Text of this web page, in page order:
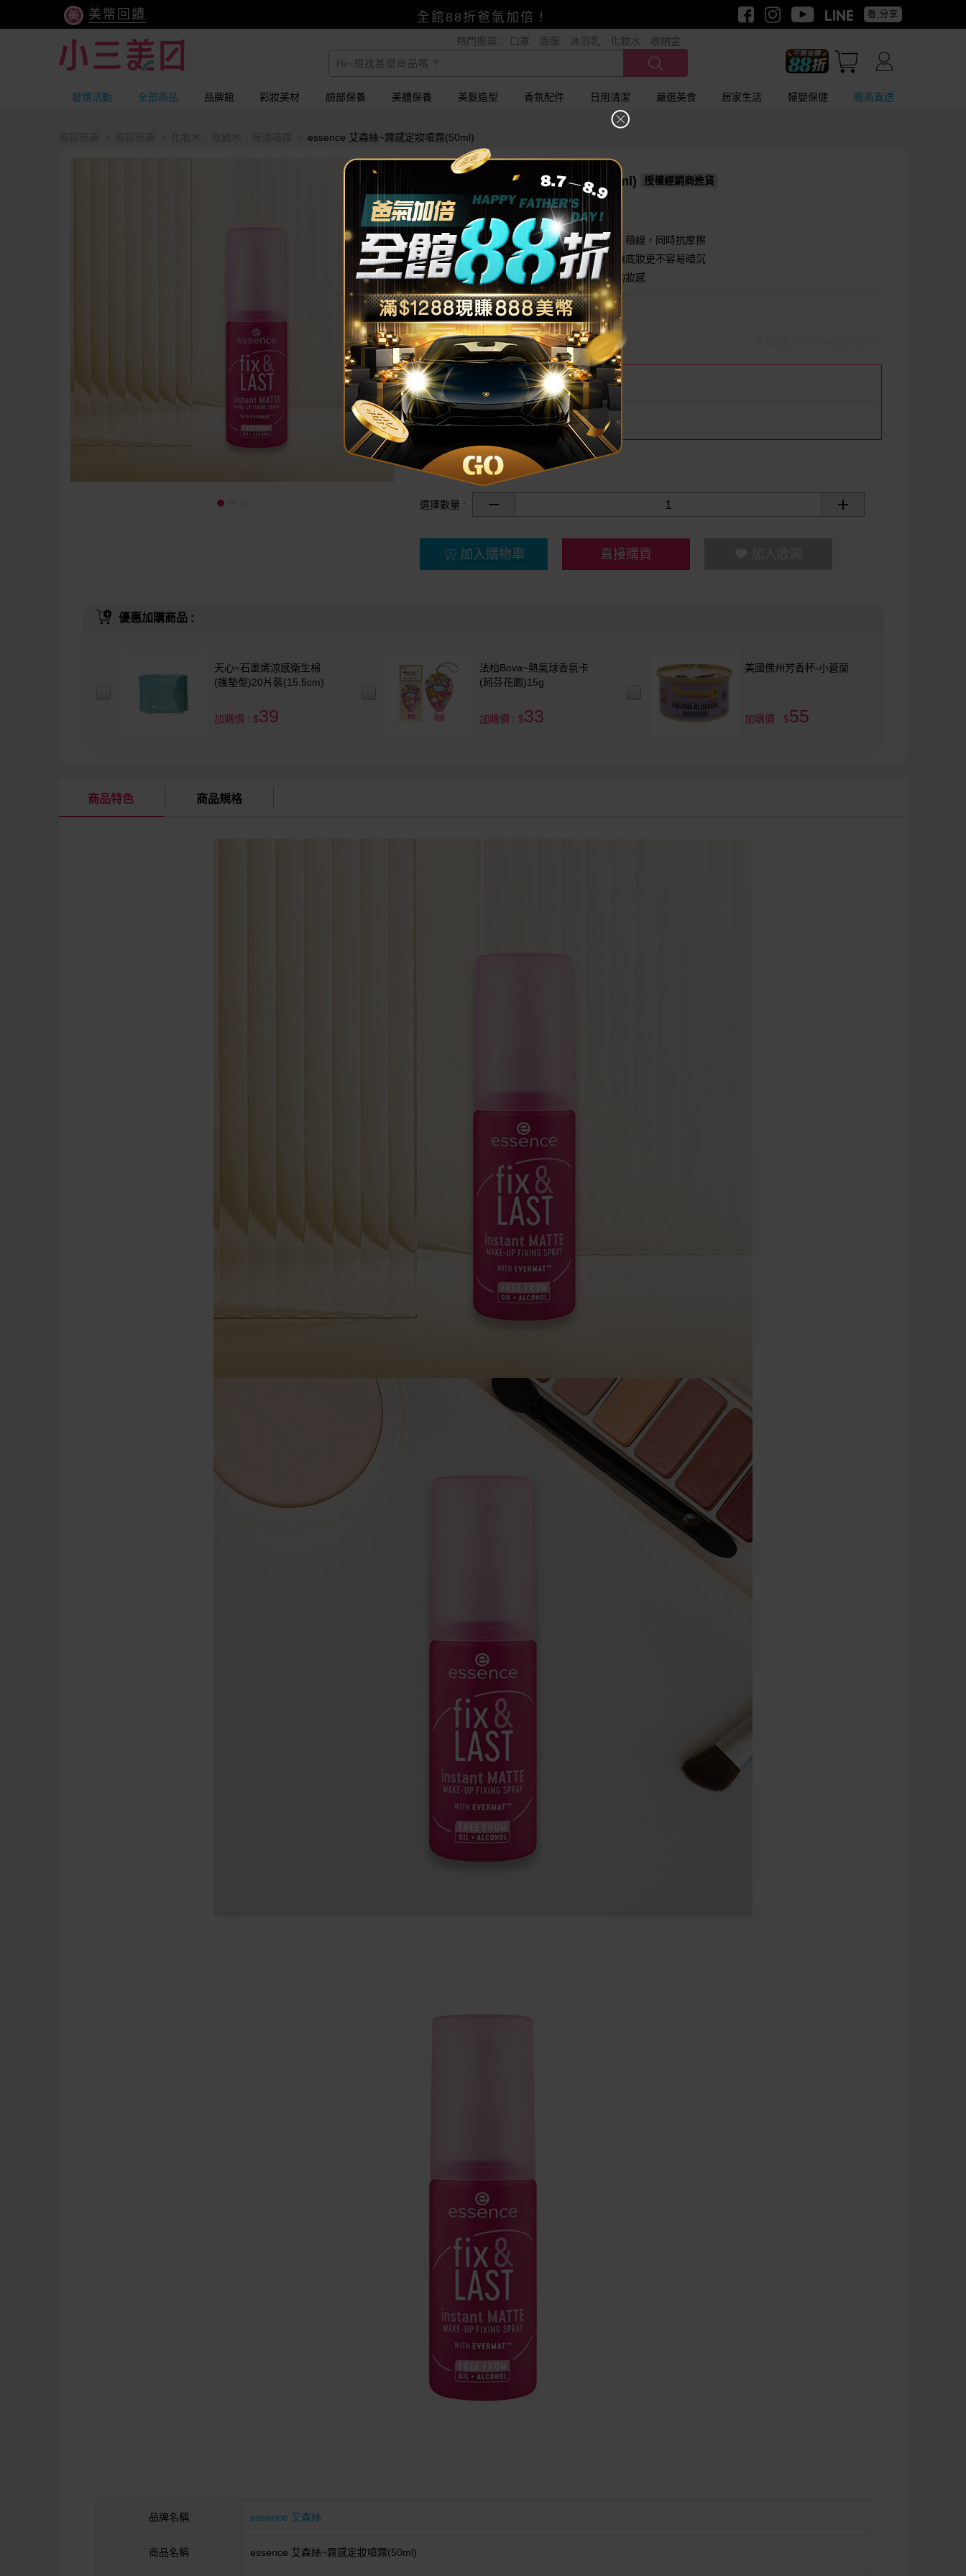
美幣回饋
賺美幣~換好禮~立即換GO~
小三美日x全支付~美幣+全點折上折超划算
全館88折爸氣加倍！
看,分享
熱門搜尋： 口罩 面膜 沐浴乳 化妝水 收納盒
發燒活動 全部商品 品牌館 彩妝美材 臉部保養 美體保養 美髮造型 香氛配件 日用清潔 嚴選美食 居家生活 婦嬰保健 廠商直送
essence 艾森絲~霧感定妝噴霧(50ml)
essence 艾森絲~霧感定妝噴霧(50ml)
授權經銷商進貨
補水，不繃臉 不添加酒精，敏感肌適用
小粉瓶!艾森絲定妝噴霧升級有感！
噴在臉上後成膜迅速，有效對抗底妝龜裂、積線，同時抗摩擦
防脫妝，不會讓肌膚感到乾澀緊繃，也能讓底妝更不容易暗沉
使用後能讓妝容變得柔焦霧面，展現細膩的妝感
$140 $299 已銷售99
尚無評分 我要評分
現賺美幣 消費現賺 140 美幣
品牌名稱 essence 艾森絲
分享
選擇數量 :
加入購物車 直接購買
優惠加購商品 :
天心~石墨烯涼感衛生棉
(護墊型)20片裝(15.5cm)
加購價 : $39
法柏Bova~熱氣球香氛卡
(珂芬花園)15g
加購價 : $33
美國佛州芳香杯-小蒼蘭
加購價 : $55
商品特色 商品規格
品牌名稱 essence 艾森絲
商品名稱 essence 艾森絲~霧感定妝噴霧(50ml)